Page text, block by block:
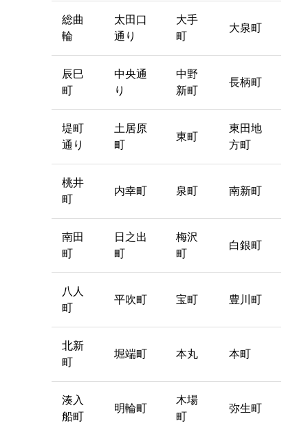
総曲
輪
太田口
通り
大手
町
大泉町
辰巳
町
中央通
り
中野
新町
長柄町
堤町
通り
土居原
町
東町
東田地
方町
桃井
町
内幸町 泉町 南新町
南田
町
日之出
町
梅沢
町
白銀町
八人
町
平吹町 宝町 豊川町
北新
町
堀端町 本丸 本町
湊入
船町
明輪町
木場
町
弥生町